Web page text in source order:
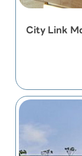
City Link